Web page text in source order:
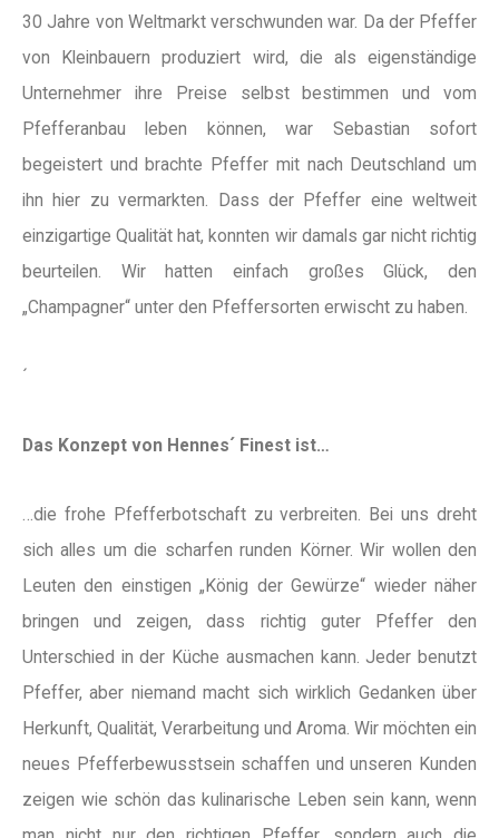
30 Jahre von Weltmarkt verschwunden war. Da der Pfeffer
von Kleinbauern produziert wird, die als eigenständige
Unternehmer ihre Preise selbst bestimmen und vom
Pfefferanbau leben können, war Sebastian sofort
begeistert und brachte Pfeffer mit nach Deutschland um
ihn hier zu vermarkten. Dass der Pfeffer eine weltweit
einzigartige Qualität hat, konnten wir damals gar nicht richtig
beurteilen. Wir hatten einfach großes Glück, den
„Champagner“ unter den Pfeffersorten erwischt zu haben.
´
Das Konzept von Hennes´ Finest ist…
…die frohe Pfefferbotschaft zu verbreiten. Bei uns dreht
sich alles um die scharfen runden Körner. Wir wollen den
Leuten den einstigen „König der Gewürze“ wieder näher
bringen und zeigen, dass richtig guter Pfeffer den
Unterschied in der Küche ausmachen kann. Jeder benutzt
Pfeffer, aber niemand macht sich wirklich Gedanken über
Herkunft, Qualität, Verarbeitung und Aroma. Wir möchten ein
neues Pfefferbewusstsein schaffen und unseren Kunden
zeigen wie schön das kulinarische Leben sein kann, wenn